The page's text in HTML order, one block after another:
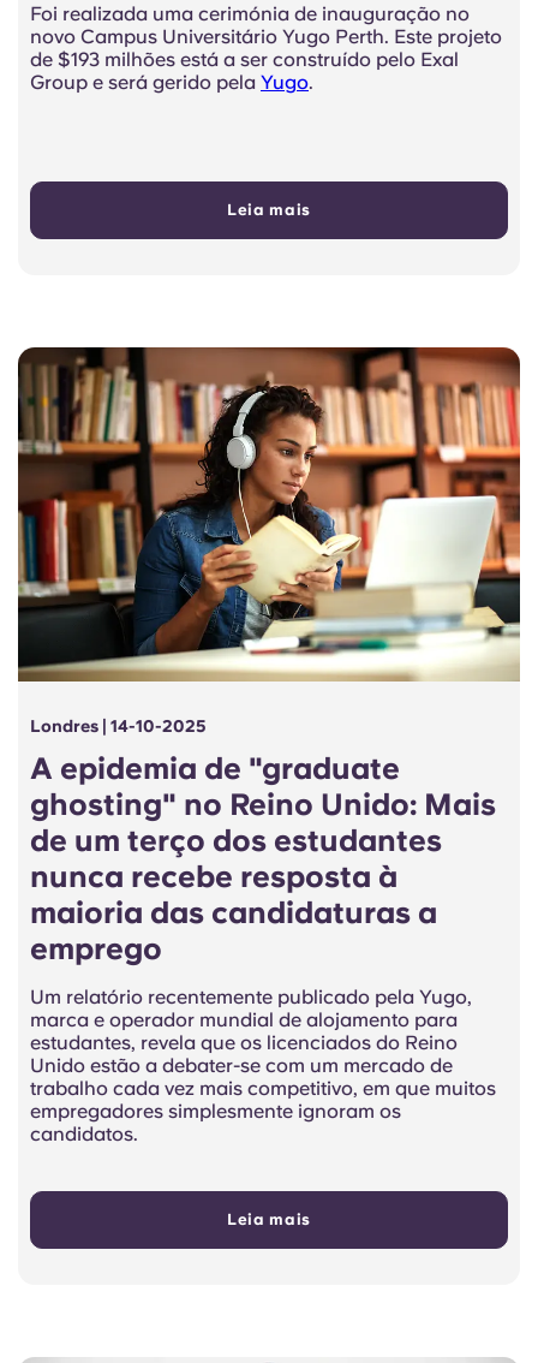
Foi realizada uma cerimónia de inauguração no
novo Campus Universitário Yugo Perth. Este projeto
de $193 milhões está a ser construído pelo Exal
Group e será gerido pela Yugo.
Leia mais
Londres | 14-10-2025
A epidemia de "graduate
ghosting" no Reino Unido: Mais
de um terço dos estudantes
nunca recebe resposta à
maioria das candidaturas a
emprego
Um relatório recentemente publicado pela Yugo,
marca e operador mundial de alojamento para
estudantes, revela que os licenciados do Reino
Unido estão a debater-se com um mercado de
trabalho cada vez mais competitivo, em que muitos
empregadores simplesmente ignoram os
candidatos.
Leia mais